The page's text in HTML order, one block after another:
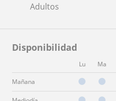
Adultos
Disponibilidad
Lu Ma
Mañana